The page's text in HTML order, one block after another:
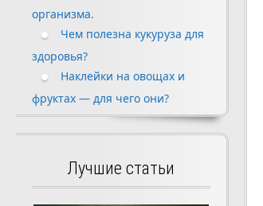
организма.
Чем полезна кукуруза для
здоровья?
Наклейки на овощах и
фруктах — для чего они?
Лучшие статьи